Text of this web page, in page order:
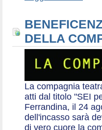
DELLA
La compagnia
atti dal titolo "SEI
Ferrandina, il 24
dell'incasso sarà
di vero cuore la